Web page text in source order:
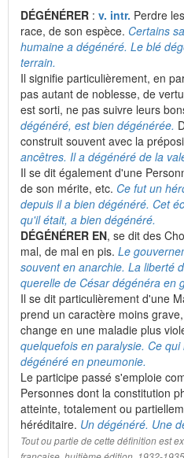
DÉGÉNÉRER : v. intr. Perdre
race, de son espèce. Certains
humaine a dégénéré. Le blé
terrain.
Il signifie particulièrement, en
pas autant de noblesse, de
est sorti, ne pas suivre leurs
dégénéré, est bien dégénérée.
construit souvent avec la
ancêtres. Il a dégénéré de la
Il se dit également d'une
de son mérite, etc. Ce fut un
depuis il a bien dégénéré. Cet
qu'il était, a bien dégénéré.
DÉGÉNÉRER EN, se dit des
mal, de mal en pis. Le
souvent en anarchie. La liberté
querelle de César dégénéra en
Il se dit particulièrement d'une
prend un caractère moins
change en une maladie plus
quelquefois en paralysie. Ce
dégénéré en pneumonie.
Le participe passé s'emploie
Personnes dont la constitution
atteinte, totalement ou
héréditaire. Un dégénéré. Une
Tout ou partie de cette définition est